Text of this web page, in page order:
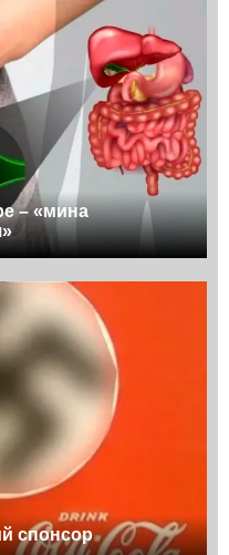
– «мина
спонсор